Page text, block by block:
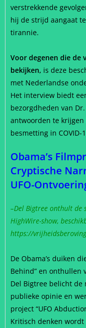
verstrekkende
hij de strijd aangaat
tirannie.
Voor degenen die de
bekijken, is deze
met Nederlandse
Het interview biedt
bezorgdheden van
antwoorden te
besmetting in COVID-
Obama’s
Cryptische
UFO-
–Del Bigtree onthult de
HighWire-show,
https://
De Obama’s duiken
Behind” en onthullen
Del Bigtree belicht
publieke opinie en
project “UFO
Kritisch denken